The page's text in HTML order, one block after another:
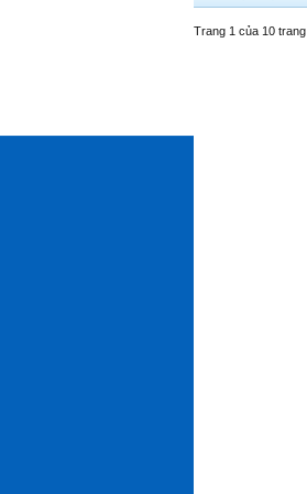
Trang 1 của 10 trang